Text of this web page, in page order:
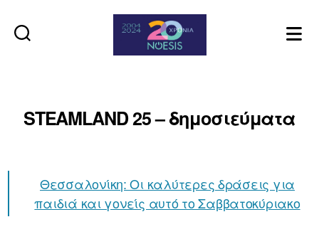
STEAMLAND 25 – δημοσιεύματα
Θεσσαλονίκη: Οι καλύτερες δράσεις για
παιδιά και γονείς αυτό το Σαββατοκύριακο